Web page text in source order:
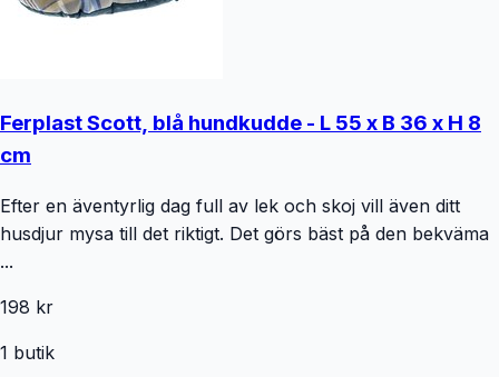
Ferplast Scott, blå hundkudde - L 55 x B 36 x H 8
cm
Efter en äventyrlig dag full av lek och skoj vill även ditt
husdjur mysa till det riktigt. Det görs bäst på den bekväma
...
198 kr
1 butik